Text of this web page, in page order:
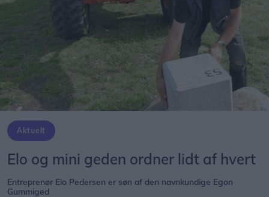
Aktuelt
Elo og mini geden ordner lidt af hvert
Entreprenør Elo Pedersen er søn af den navnkundige Egon
Gummiged